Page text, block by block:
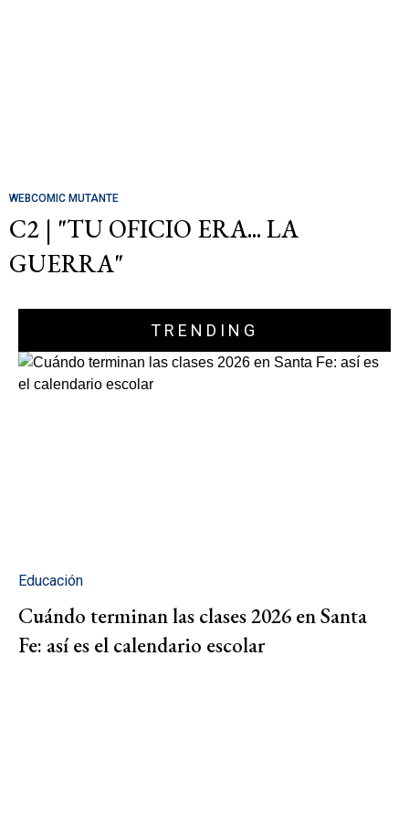
WEBCOMIC MUTANTE
C2 | "TU OFICIO ERA... LA
GUERRA"
TRENDING
Educación
Cuándo terminan las clases 2026 en Santa
Fe: así es el calendario escolar